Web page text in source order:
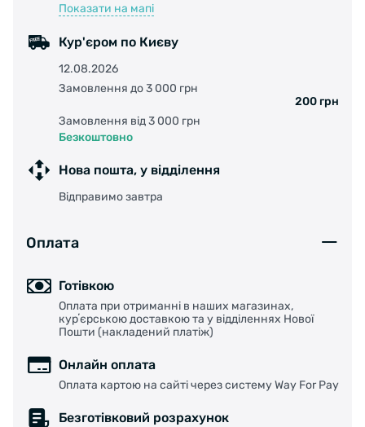
Показати на мапі
Кур'єром по Києву
12.08.2026
Замовлення до 3 000 грн
200 грн
Замовлення від 3 000 грн
Безкоштовно
Нова пошта, у відділення
Відправимо завтра
Оплата
Готівкою
Оплата при отриманні в наших магазинах,
курʼєрською доставкою та у відділеннях Нової
Пошти (накладений платіж)
Онлайн оплата
Оплата картою на сайті через систему Way For Pay
Безготівковий розрахунок